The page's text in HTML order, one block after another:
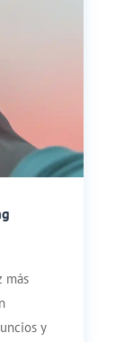
más
y